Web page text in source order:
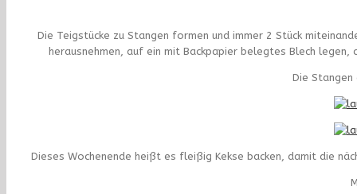
Die Teigstücke zu Stangen formen und immer 2 Stück
herausnehmen, auf ein mit Backpapier belegtes Blech
Die Stangen
Dieses Wochenende heißt es fleißig Kekse backen, damit die